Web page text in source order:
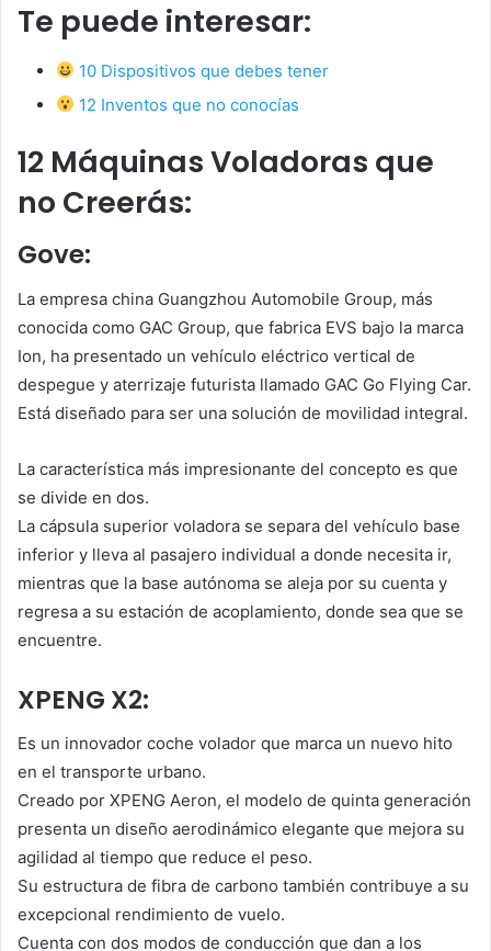
Te puede interesar:
10 Dispositivos que debes tener
12 Inventos que no conocías
12 Máquinas Voladoras que
no Creerás:
Gove:
La empresa china Guangzhou Automobile Group, más
conocida como GAC Group, que fabrica EVS bajo la marca
Ion, ha presentado un vehículo eléctrico vertical de
despegue y aterrizaje futurista llamado GAC Go Flying Car.
Está diseñado para ser una solución de movilidad integral.
La característica más impresionante del concepto es que
se divide en dos.
La cápsula superior voladora se separa del vehículo base
inferior y lleva al pasajero individual a donde necesita ir,
mientras que la base autónoma se aleja por su cuenta y
regresa a su estación de acoplamiento, donde sea que se
encuentre.
XPENG X2:
Es un innovador coche volador que marca un nuevo hito
en el transporte urbano.
Creado por XPENG Aeron, el modelo de quinta generación
presenta un diseño aerodinámico elegante que mejora su
agilidad al tiempo que reduce el peso.
Su estructura de fibra de carbono también contribuye a su
excepcional rendimiento de vuelo.
Cuenta con dos modos de conducción que dan a los